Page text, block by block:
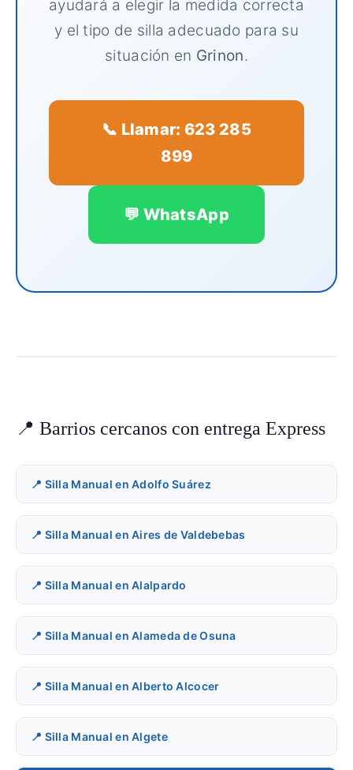
ayudará a elegir la medida correcta
y el tipo de silla adecuado para su
situación en Grinon.
📞 Llamar: 623 285
899
💬 WhatsApp
📍 Barrios cercanos con entrega Express
📍 Silla Manual en Adolfo Suárez
📍 Silla Manual en Aires de Valdebebas
📍 Silla Manual en Alalpardo
📍 Silla Manual en Alameda de Osuna
📍 Silla Manual en Alberto Alcocer
📍 Silla Manual en Algete